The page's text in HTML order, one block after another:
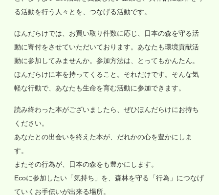
る活動を行う人々とを、つなげる活動です。
ほんだらけでは、お買い取り件数に応じ、日本の森を守る活
動に寄付をさせていただいております。あなたも環境貢献活
動に参加してみませんか。参加方法は、とってもかんたん。
ほんだらけに本を持ってくること。それだけです。そんな気
軽な行動で、あなたも生命を育む活動に参加できます。
読み終わった本がございましたら、ぜひほんだらけにお持ち
ください。
あなたとの出会いを終えた本が、だれかの心を豊かにしま
す。
またその行為が、日本の森をも豊かにします。
Ecoに参加したい「気持ち」を、森林を守る「行為」につなげ
ていくお手伝いが出来る場所。